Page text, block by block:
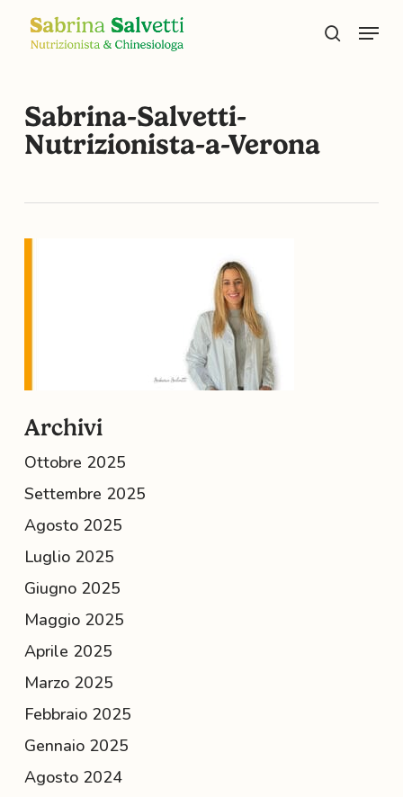
search
Menu
Sabrina-Salvetti-
Nutrizionista-a-Verona
Archivi
Ottobre 2025
Settembre 2025
Agosto 2025
Luglio 2025
Giugno 2025
Maggio 2025
Aprile 2025
Marzo 2025
Febbraio 2025
Gennaio 2025
Agosto 2024